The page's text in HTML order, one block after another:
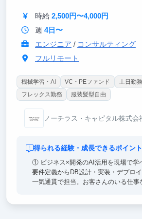
時給 2,500円〜4,000円
週 4日〜
エンジニア / コンサルティング
フルリモート
機械学習・AI VC・PEファンド
土日勤
フレックス勤務
服装髪型自由
ノーチラス・キャピタル株式会
得られる経験・成長できるポイント
① ビジネス×開発のAI活用を現場で学
要件定義からDB設計・実装・デプロ
一気通貫で担当。お客さんのいる仕事